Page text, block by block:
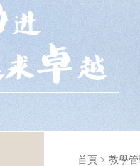
首頁 > 教學管